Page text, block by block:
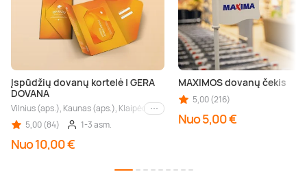
Įspūdžių dovanų kortelė | GERA
DOVANA
Vilnius (aps.), Kaunas (aps.), Klaipėda (aps.), Palanga (aps.), Nida (aps.),
Kiti miestai
5,00 (84)
1-3 asm.
Nuo 10,00 €
MAXIMOS dovanų čekis
5,00 (216)
Nuo 5,00 €